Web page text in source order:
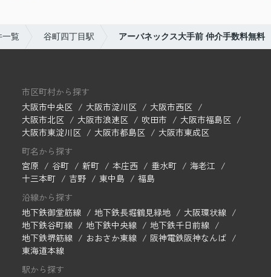
一覧 谷町四丁目駅 アーバネックス大手前 仲介手数料無料
市区町村から探す
大阪市中央区
大阪市淀川区
大阪市西区
大阪市北区
大阪市浪速区 吹田市
大阪市福島区
大阪市東淀川区
大阪市都島区
大阪市東成区
町名から探す
宮原
谷町 新町 本庄西 垂水町
海老江
十三本町
吉野 東中島
福島
沿線から探す
地下鉄御堂筋線
地下鉄長堀鶴見緑地
大阪環状線
地下鉄谷町線
地下鉄中央線
地下鉄千日前線
地下鉄堺筋線
おおさか東線
阪神電鉄阪神なんば
東海道本線
駅から探す